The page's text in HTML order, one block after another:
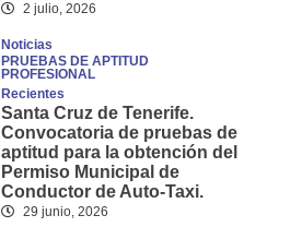
2 julio, 2026
Noticias
PRUEBAS DE APTITUD
PROFESIONAL
Recientes
Santa Cruz de Tenerife.
Convocatoria de pruebas de
aptitud para la obtención del
Permiso Municipal de
Conductor de Auto-Taxi.
29 junio, 2026